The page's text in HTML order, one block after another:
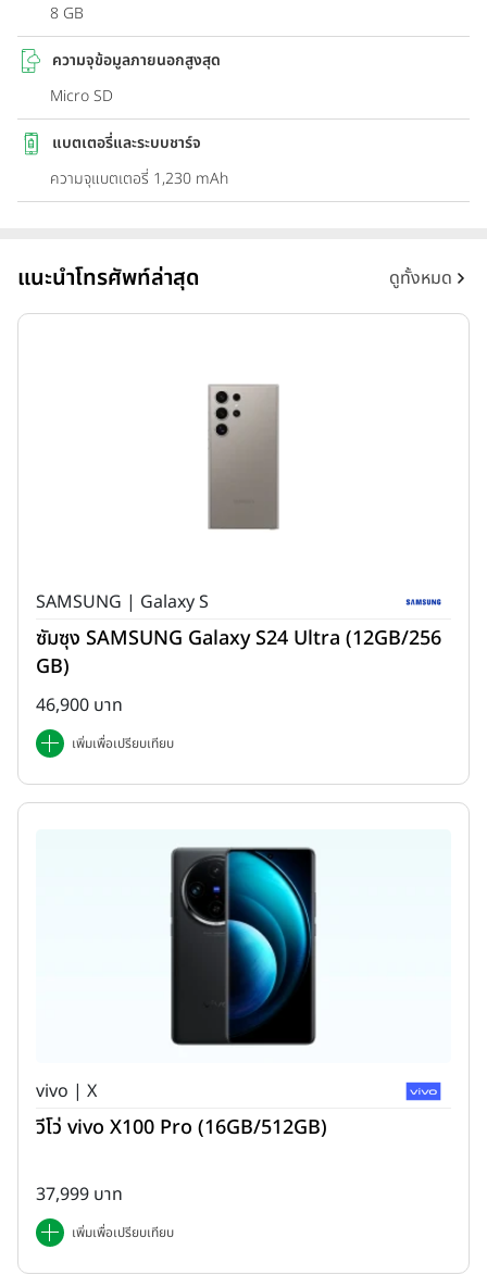
8 GB
ความจุข้อมูลภายนอกสูงสุด
Micro SD
แบตเตอรี่และระบบชาร์จ
ความจุแบตเตอรี่ 1,230 mAh
แนะนำโทรศัพท์ล่าสุด ดูทั้งหมด
SAMSUNG | Galaxy S
ซัมซุง SAMSUNG Galaxy S24 Ultra (12GB/256
GB)
46,900 บาท
เพิ่มเพื่อเปรียบเทียบ
vivo | X
วีโว่ vivo X100 Pro (16GB/512GB)
37,999 บาท
เพิ่มเพื่อเปรียบเทียบ